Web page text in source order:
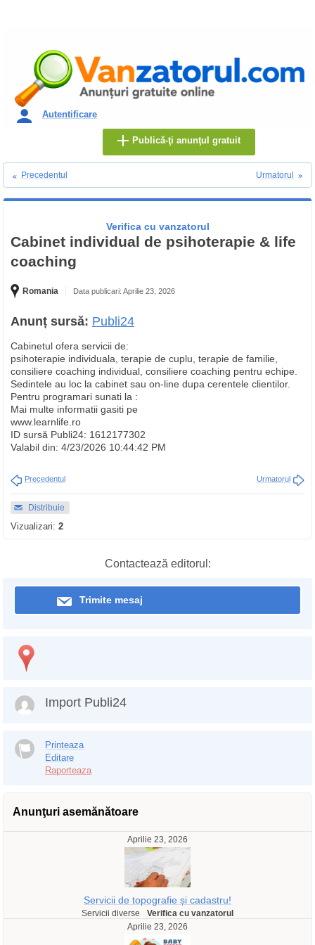
Autentificare
Publică-ţi anunţul gratuit
Precedentul Urmatorul
Verifica cu vanzatorul
Cabinet individual de psihoterapie & life
coaching
Romania Data publicari: Aprilie 23, 2026
Anunț sursă: Publi24
Cabinetul ofera servicii de:
psihoterapie individuala, terapie de cuplu, terapie de familie,
consiliere coaching individual, consiliere coaching pentru echipe.
Sedintele au loc la cabinet sau on-line dupa cerentele clientilor.
Pentru programari sunati la :
Mai multe informatii gasiti pe
www.learnlife.ro
ID sursă Publi24: 1612177302
Valabil din: 4/23/2026 10:44:42 PM
Precedentul Urmatorul
Distribuie
Vizualizari: 2
Contactează editorul:
Trimite mesaj
Import Publi24
Printeaza
Editare
Raporteaza
Anunţuri asemănătoare
Aprilie 23, 2026
Servicii de topografie și cadastru!
Servicii diverse
Verifica cu vanzatorul
Aprilie 23, 2026